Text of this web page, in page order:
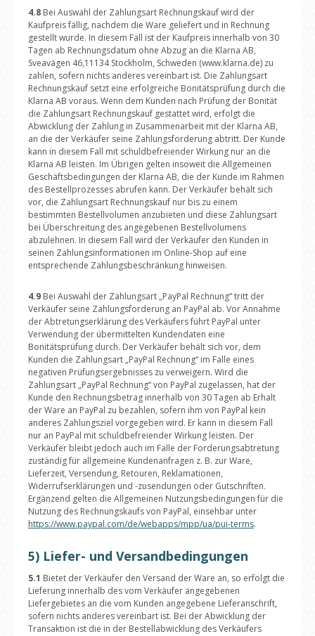
4.8 Bei Auswahl der Zahlungsart Rechnungskauf wird der
Kaufpreis fällig, nachdem die Ware geliefert und in Rechnung
gestellt wurde. In diesem Fall ist der Kaufpreis innerhalb von 30
Tagen ab Rechnungsdatum ohne Abzug an die Klarna AB,
Sveavägen 46,11134 Stockholm, Schweden (www.klarna.de) zu
zahlen, sofern nichts anderes vereinbart ist. Die Zahlungsart
Rechnungskauf setzt eine erfolgreiche Bonitätsprüfung durch die
Klarna AB voraus. Wenn dem Kunden nach Prüfung der Bonität
die Zahlungsart Rechnungskauf gestattet wird, erfolgt die
Abwicklung der Zahlung in Zusammenarbeit mit der Klarna AB,
an die der Verkäufer seine Zahlungsforderung abtritt. Der Kunde
kann in diesem Fall mit schuldbefreiender Wirkung nur an die
Klarna AB leisten. Im Übrigen gelten insoweit die Allgemeinen
Geschäftsbedingungen der Klarna AB, die der Kunde im Rahmen
des Bestellprozesses abrufen kann. Der Verkäufer behält sich
vor, die Zahlungsart Rechnungskauf nur bis zu einem
bestimmten Bestellvolumen anzubieten und diese Zahlungsart
bei Überschreitung des angegebenen Bestellvolumens
abzulehnen. In diesem Fall wird der Verkäufer den Kunden in
seinen Zahlungsinformationen im Online-Shop auf eine
entsprechende Zahlungsbeschränkung hinweisen.
4.9 Bei Auswahl der Zahlungsart „PayPal Rechnung“ tritt der
Verkäufer seine Zahlungsforderung an PayPal ab. Vor Annahme
der Abtretungserklärung des Verkäufers führt PayPal unter
Verwendung der übermittelten Kundendaten eine
Bonitätsprüfung durch. Der Verkäufer behält sich vor, dem
Kunden die Zahlungsart „PayPal Rechnung“ im Falle eines
negativen Prüfungsergebnisses zu verweigern. Wird die
Zahlungsart „PayPal Rechnung“ von PayPal zugelassen, hat der
Kunde den Rechnungsbetrag innerhalb von 30 Tagen ab Erhalt
der Ware an PayPal zu bezahlen, sofern ihm von PayPal kein
anderes Zahlungsziel vorgegeben wird. Er kann in diesem Fall
nur an PayPal mit schuldbefreiender Wirkung leisten. Der
Verkäufer bleibt jedoch auch im Falle der Forderungsabtretung
zuständig für allgemeine Kundenanfragen z. B. zur Ware,
Lieferzeit, Versendung, Retouren, Reklamationen,
Widerrufserklärungen und -zusendungen oder Gutschriften.
Ergänzend gelten die Allgemeinen Nutzungsbedingungen für die
Nutzung des Rechnungskaufs von PayPal, einsehbar unter
https://www.paypal.com/de/webapps/mpp/ua/pui-terms.
5) Liefer- und Versandbedingungen
5.1 Bietet der Verkäufer den Versand der Ware an, so erfolgt die
Lieferung innerhalb des vom Verkäufer angegebenen
Liefergebietes an die vom Kunden angegebene Lieferanschrift,
sofern nichts anderes vereinbart ist. Bei der Abwicklung der
Transaktion ist die in der Bestellabwicklung des Verkäufers